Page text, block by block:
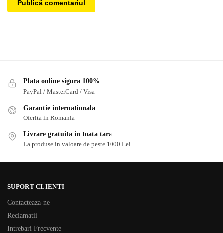
Plata online sigura 100%
PayPal / MasterCard / Visa
Garantie internationala
Oferita in Romania
Livrare gratuita in toata tara
La produse in valoare de peste 1000 Lei
SUPORT CLIENTI
Contacteaza-ne
Reclamatii
Intrebari Frecvente